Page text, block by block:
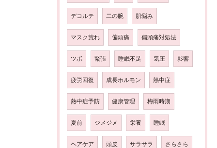
デコルテ 二の腕 肌悩み
マスク荒れ 偏頭痛 偏頭痛対処法
ツボ 緊張 睡眠不足 気圧 影響
疲労回復 成長ホルモン 熱中症
熱中症予防 健康管理 梅雨時期
夏前 ジメジメ 栄養 睡眠
ヘアケア 頭皮 サラサラ さらさら